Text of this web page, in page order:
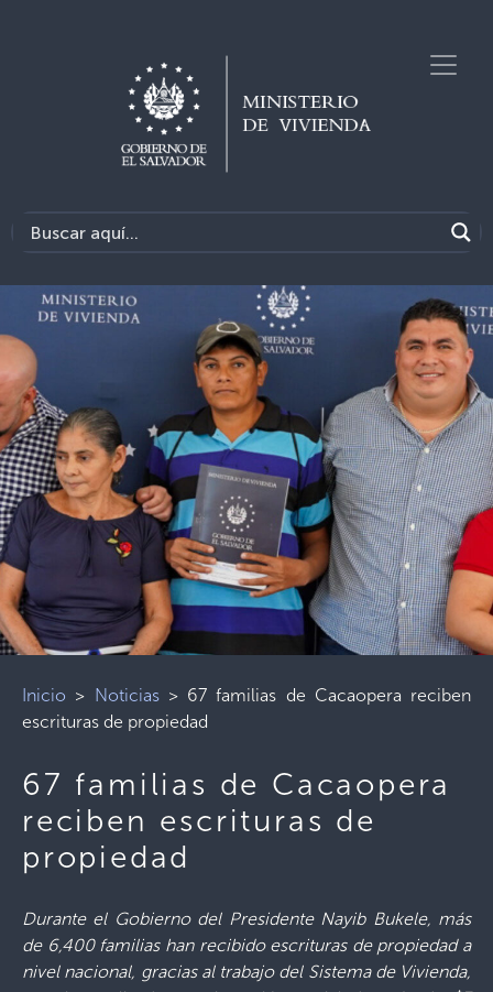
Inicio > Noticias> 67 familias de Cacaopera reciben
escrituras de propiedad
67 familias de Cacaopera
reciben escrituras de
propiedad
Durante el Gobierno del Presidente Nayib Bukele, más
de 6,400 familias han recibido escrituras de propiedad a
nivel nacional, gracias al trabajo del Sistema de Vivienda,